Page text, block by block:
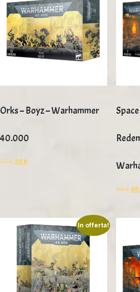
Orks – Boyz – Warhammer
40.000
37€ 29 €
64€
In offerta!